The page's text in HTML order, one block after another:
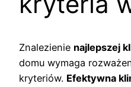
Znalezienie najlepszej
domu wymaga
kryteriów. Efektywna